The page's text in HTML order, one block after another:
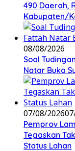
490 Daerah,
Kabupaten/
08/08/2026
Soal
Natar Buka
07/08/2026
Pemprov
Tegaskan
Status Lahan